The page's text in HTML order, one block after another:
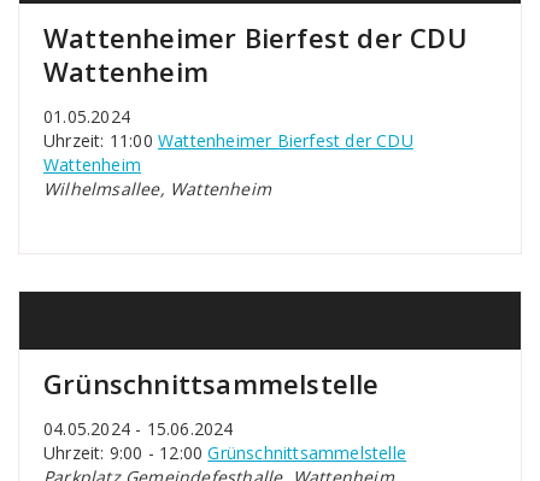
Wattenheimer Bierfest der CDU
Wattenheim
01.05.2024
Uhrzeit: 11:00 Wattenheimer Bierfest der CDU
Wattenheim
Wilhelmsallee, Wattenheim
Grünschnittsammelstelle
04.05.2024 - 15.06.2024
Uhrzeit: 9:00 - 12:00Grünschnittsammelstelle